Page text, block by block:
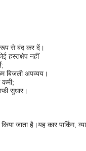
रूप से बंद कर दें।
हस्तक्षेप नहीं
बिजली अपव्यय।
कमी;
सुधार।
जाता है।यह कार पार्किंग,